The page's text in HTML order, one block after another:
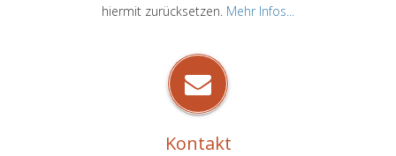
hiermit zurücksetzen. Mehr Infos...
Kontakt